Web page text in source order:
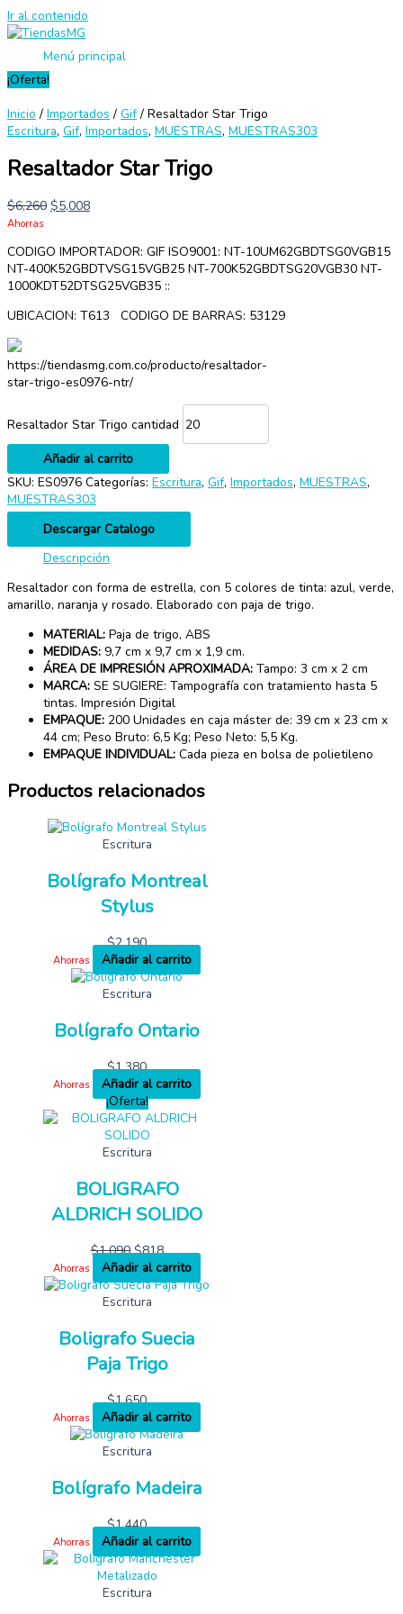
Ir al contenido
Menú principal
¡Oferta!
Inicio / Importados / Gif/ Resaltador Star Trigo
Escritura, Gif, Importados, MUESTRAS, MUESTRAS303
Resaltador Star Trigo
$6,260 $5,008
Ahorras
CODIGO IMPORTADOR: GIF ISO9001: NT-10UM62GBDTSG0VGB15
NT-400K52GBDTVSG15VGB25 NT-700K52GBDTSG20VGB30 NT-
1000KDT52DTSG25VGB35 ::
UBICACION: T613 CODIGO DE BARRAS: 53129
https://tiendasmg.com.co/producto/resaltador-
star-trigo-es0976-ntr/
Resaltador Star Trigo cantidad
Añadir al carrito
SKU: ES0976 Categorías: Escritura, Gif, Importados, MUESTRAS,
MUESTRAS303
Descargar Catalogo
Descripción
Resaltador con forma de estrella, con 5 colores de tinta: azul, verde,
amarillo, naranja y rosado. Elaborado con paja de trigo.
MATERIAL: Paja de trigo, ABS
MEDIDAS: 9,7 cm x 9,7 cm x 1,9 cm.
ÁREA DE IMPRESIÓN APROXIMADA: Tampo: 3 cm x 2 cm
MARCA: SE SUGIERE: Tampografía con tratamiento hasta 5
tintas. Impresión Digital
EMPAQUE: 200 Unidades en caja máster de: 39 cm x 23 cm x
44 cm; Peso Bruto: 6,5 Kg; Peso Neto: 5,5 Kg.
EMPAQUE INDIVIDUAL: Cada pieza en bolsa de polietileno
Productos relacionados
Escritura
Bolígrafo Montreal
Stylus
$2,190
Ahorras
Añadir al carrito
Escritura
Bolígrafo Ontario
$1,380
Ahorras
Añadir al carrito
¡Oferta!
Escritura
BOLIGRAFO
ALDRICH SOLIDO
$1,090 $818
Ahorras
Añadir al carrito
Escritura
Boligrafo Suecia
Paja Trigo
$1,650
Ahorras
Añadir al carrito
Escritura
Bolígrafo Madeira
$1,440
Ahorras Añadir al carrito
Escritura